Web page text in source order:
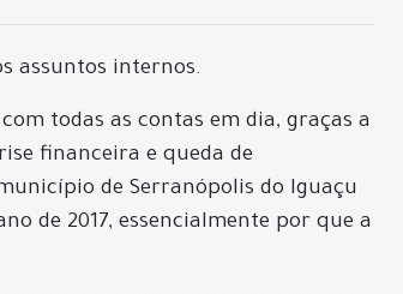
assuntos internos.
todas as contas em dia, graças a
financeira e queda de
de Serranópolis do Iguaçu
de 2017, essencialmente por que a